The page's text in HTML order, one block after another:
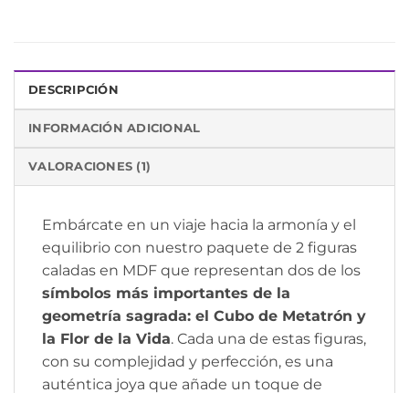
DESCRIPCIÓN
INFORMACIÓN ADICIONAL
VALORACIONES (1)
Embárcate en un viaje hacia la armonía y el
equilibrio con nuestro paquete de 2 figuras
caladas en MDF que representan dos de los
símbolos más importantes de la
geometría sagrada: el Cubo de Metatrón y
la Flor de la Vida. Cada una de estas figuras,
con su complejidad y perfección, es una
auténtica joya que añade un toque de